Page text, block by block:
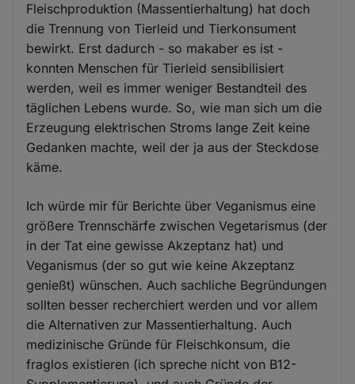
Fleischproduktion (Massentierhaltung) hat doch
die Trennung von Tierleid und Tierkonsument
bewirkt. Erst dadurch - so makaber es ist -
konnten Menschen für Tierleid sensibilisiert
werden, weil es immer weniger Bestandteil des
täglichen Lebens wurde. So, wie man sich um die
Erzeugung elektrischen Stroms lange Zeit keine
Gedanken machte, weil der ja aus der Steckdose
käme.
Ich würde mir für Berichte über Veganismus eine
größere Trennschärfe zwischen Vegetarismus (der
in der Tat eine gewisse Akzeptanz hat) und
Veganismus (der so gut wie keine Akzeptanz
genießt) wünschen. Auch sachliche Begründungen
sollten besser recherchiert werden und vor allem
die Alternativen zur Massentierhaltung. Auch
medizinische Gründe für Fleischkonsum, die
fraglos existieren (ich spreche nicht von B12-